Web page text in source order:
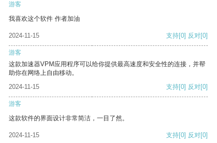
游客
我喜欢这个软件 作者加油
2024-11-15 支持[0] 反对[0]
游客
这款加速器VPM应用程序可以给你提供最高速度和安全性的连接，并帮
助你在网络上自由移动。
2024-11-15
支持[0] 反对[0]
游客
这款软件的界面设计非常简洁，一目了然。
2024-11-15 支持[0] 反对[0]